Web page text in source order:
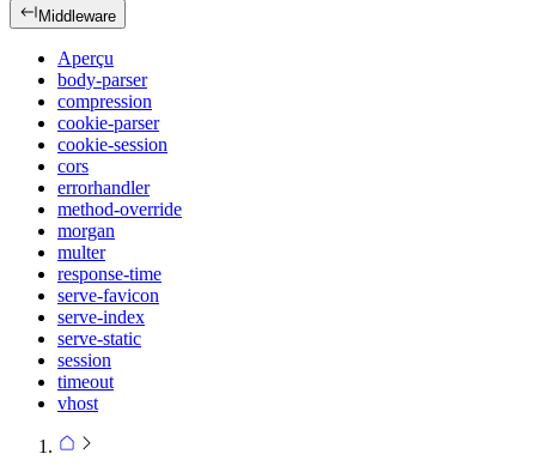
Middleware
Aperçu
body-parser
compression
cookie-parser
cookie-session
cors
errorhandler
method-override
morgan
multer
response-time
serve-favicon
serve-index
serve-static
session
timeout
vhost